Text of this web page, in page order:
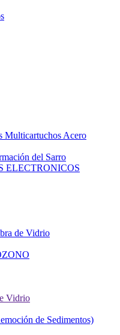
Multicartuchos Acero
del Sarro
ELECTRONICOS
de Vidrio
Vidrio
de Sedimentos)